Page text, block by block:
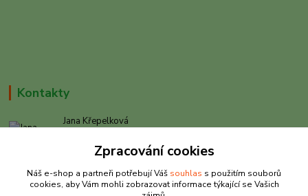
Kontakty
Jana Křepelková
(Po-Pá, 9-17 hod. , So 9-12 hod.)
info@rybarkrepelkova.cz
Zpracování cookies
Náš e-shop a partneři potřebují Váš souhlas s použitím souborů
cookies, aby Vám mohli zobrazovat informace týkající se Vašich